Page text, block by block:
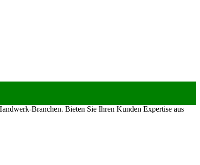
Branchen. Bieten Sie Ihren Kunden Expertise aus